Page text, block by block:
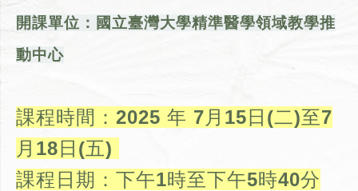
開課單位：國立臺灣大學精準醫學領域教學推
動中心
課程時間：2025 年 7月15日(二)至7
月18日(五)
課程日期：下午1時至下午5時40分